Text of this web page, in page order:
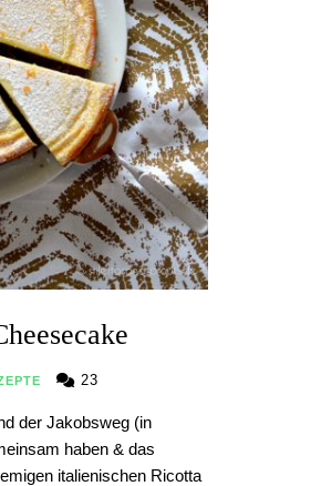
23
der Jakobsweg (in
haben & das
italienischen Ricotta